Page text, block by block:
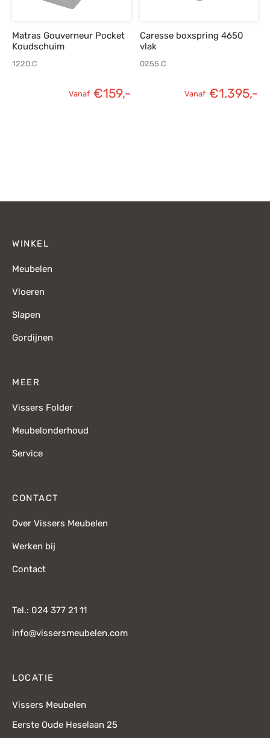
Matras Gouverneur Pocket
Koudschuim
1220.C
Vanaf €159,-
Caresse boxspring 4650
vlak
0255.C
Vanaf €1.395,-
WINKEL
Meubelen
Vloeren
Slapen
Gordijnen
MEER
Vissers Folder
Meubelonderhoud
Service
CONTACT
Over Vissers Meubelen
Werken bij
Contact
Tel.: 024 377 21 11
info@vissersmeubelen.com
LOCATIE
Vissers Meubelen
Eerste Oude Heselaan 25